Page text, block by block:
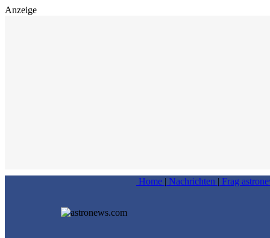
Anzeige
Home | Nachrichten | Frag